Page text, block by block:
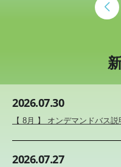
2026.07.30
【 8月 】 オンデマンドバス
2026.07.27